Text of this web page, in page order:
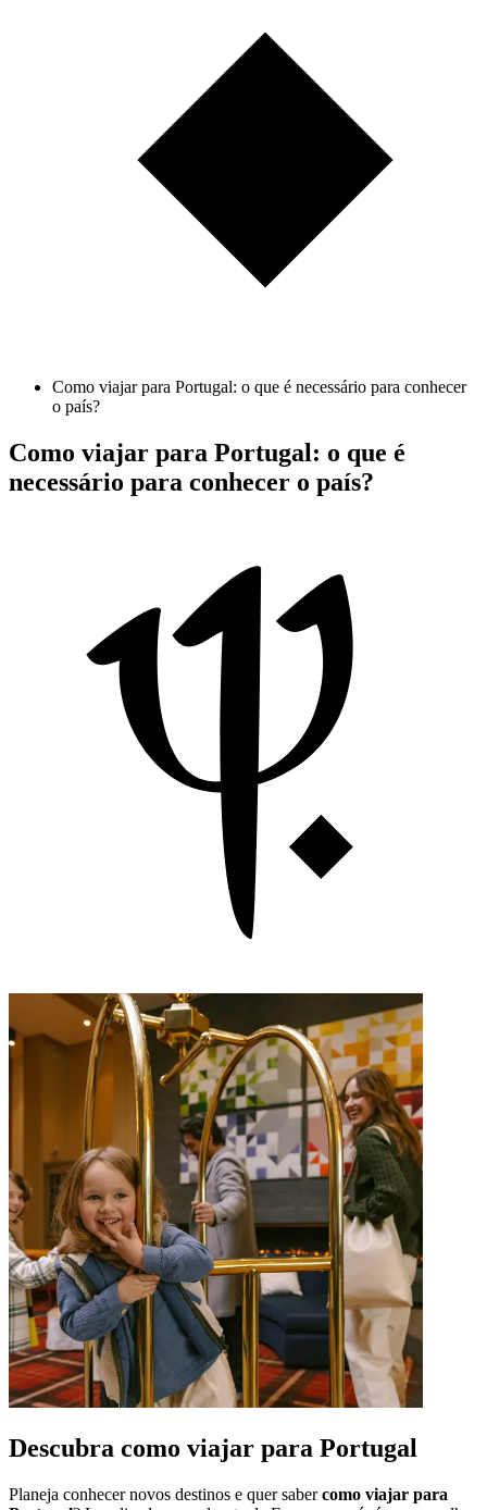
Como viajar para Portugal: o que é necessário para conhecer
o país?
Como viajar para Portugal: o que é
necessário para conhecer o país?
Descubra como viajar para Portugal
Planeja conhecer novos destinos e quer sabercomo viajar para